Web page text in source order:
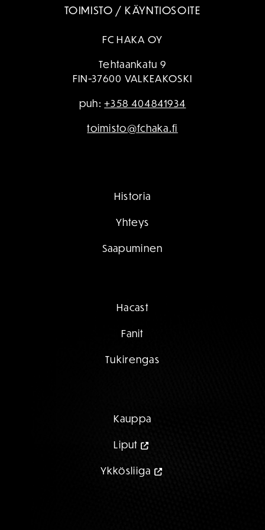
TOIMISTO / KÄYNTIOSOITE
FC HAKA OY
Tehtaankatu 9
FIN-37600 VALKEAKOSKI
puh:+358 404841934
toimisto@fchaka.fi
Historia
Yhteys
Saapuminen
Hacast
Fanit
Tukirengas
Kauppa
Liput
Ykkösliiga